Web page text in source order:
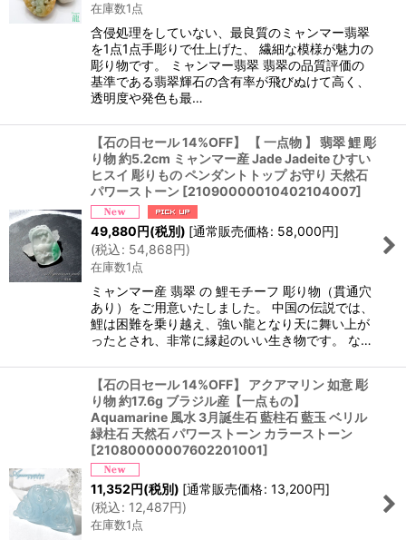
在庫数1点
含侵処理をしていない、最良質のミャンマー翡翠
を1点1点手彫りで仕上げた、 繊細な模様が魅力の
彫り物です。 ミャンマー翡翠 翡翠の品質評価の
基準である翡翠輝石の含有率が飛びぬけて高く、
透明度や発色も最…
【石の日セール 14%OFF】 【 一点物 】 翡翠 鯉 彫
り物 約5.2cm ミャンマー産 Jade Jadeite ひすい
ヒスイ 彫りもの ペンダントトップ お守り 天然石
パワーストーン [21090000010402104007]
49,880円(税別) [通常販売価格: 58,000円]
(税込: 54,868円)
在庫数1点
ミャンマー産 翡翠 の 鯉モチーフ 彫り物（貫通穴
あり）をご用意いたしました。 中国の伝説では、
鯉は困難を乗り越え、強い龍となり天に舞い上が
ったとされ、非常に縁起のいい生き物です。 な…
【石の日セール 14%OFF】 アクアマリン 如意 彫
り物 約17.6g ブラジル産【一点もの】
Aquamarine 風水 3月誕生石 藍柱石 藍玉 ベリル
緑柱石 天然石 パワーストーン カラーストーン
[21080000007602201001]
11,352円(税別) [通常販売価格: 13,200円]
(税込: 12,487円)
在庫数1点